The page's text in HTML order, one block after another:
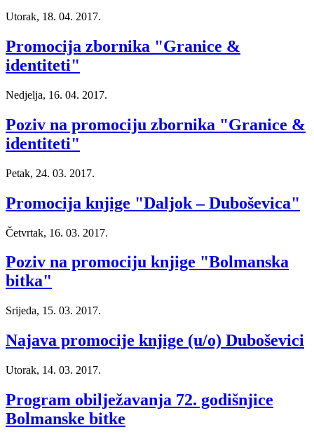
Utorak, 18. 04. 2017.
Promocija zbornika "Granice &
identiteti"
Nedjelja, 16. 04. 2017.
Poziv na promociju zbornika "Granice &
identiteti"
Petak, 24. 03. 2017.
Promocija knjige "Daljok – Duboševica"
Četvrtak, 16. 03. 2017.
Poziv na promociju knjige "Bolmanska
bitka"
Srijeda, 15. 03. 2017.
Najava promocije knjige (u/o) Duboševici
Utorak, 14. 03. 2017.
Program obilježavanja 72. godišnjice
Bolmanske bitke